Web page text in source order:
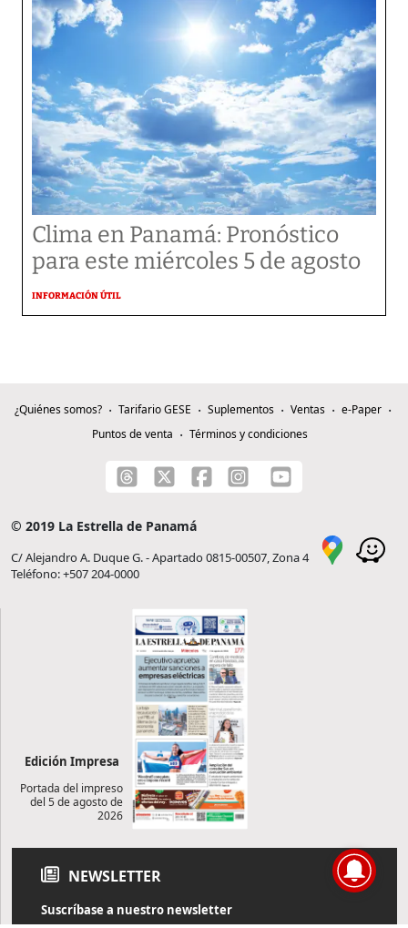
Clima en Panamá: Pronóstico
para este miércoles 5 de agosto
INFORMACIÓN ÚTIL
¿Quiénes somos? Tarifario GESE Suplementos Ventas
e-Paper
Puntos de venta
Términos y condiciones
© 2019 La Estrella de Panamá
C/ Alejandro A. Duque G. - Apartado 0815-00507, Zona 4
Teléfono: +507 204-0000
Edición Impresa
Portada del impreso
del 5 de agosto de
2026
NEWSLETTER
Suscríbase a nuestro newsletter